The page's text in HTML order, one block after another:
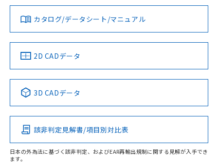
タイムチャート
以上、n: 27mm以上
検出領域
ダウンロードデータをご利用いただく前に、以下を必ずお読
みください。
ソフトウェアの使用条件
対応済み
中国 RoHS 注意事項・凡例
Pb Hg Cd Cr(VI)
O
LR型式承認
（イギリス
船舶規格）
DNV型式承認
（ノルウェー
BV型式承認
（フランス
KR型式
（韓国
No No No No
この製品の規格認証/適合状況ページへ
その他の認証はこちらのページからご検索ください
カタログ/データシート/マニュアル
2D CADデータ
3D CADデータ
該非判定見解書/項目別対比表
日本の外為法に基づく該非判定、およびEAR再輸出規制に関する見解が入手でき
ます。